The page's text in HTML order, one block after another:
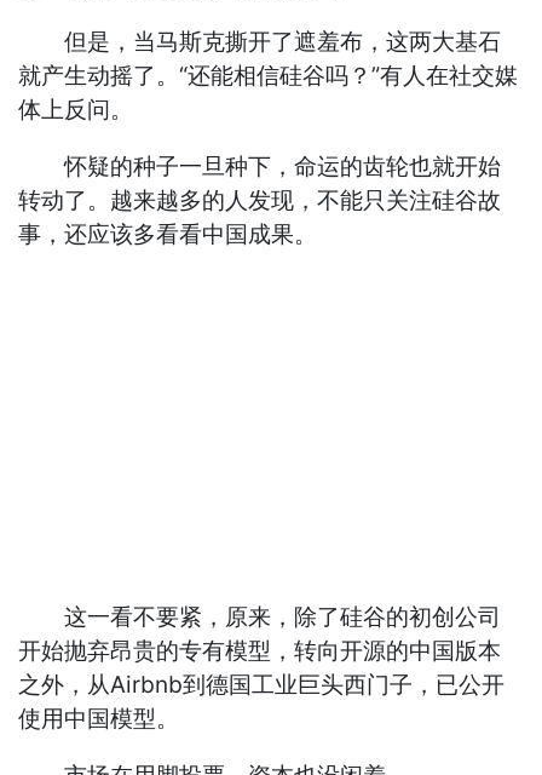
但是，当马斯克撕开了遮羞布，这两大基石
就产生动摇了。“还能相信硅谷吗？”有人在社交媒
体上反问。
怀疑的种子一旦种下，命运的齿轮也就开始
转动了。越来越多的人发现，不能只关注硅谷故
事，还应该多看看中国成果。
这一看不要紧，原来，除了硅谷的初创公司
开始抛弃昂贵的专有模型，转向开源的中国版本
之外，从Airbnb到德国工业巨头西门子，已公开
使用中国模型。